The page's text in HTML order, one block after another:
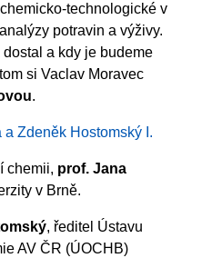
technologické v
potravin a výživy.
a kdy je budeme
si Vaclav Moravec
.
Zdeněk Hostomský I.
chemii, prof. Jana
v Brně.
, ředitel Ústavu
AV ČR (ÚOCHB)